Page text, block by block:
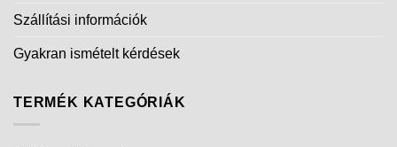
Szállítási információk
Gyakran ismételt kérdések
TERMÉK KATEGÓRIÁK